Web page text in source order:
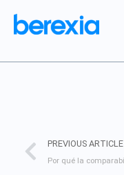
PREVIOUS ARTICLE